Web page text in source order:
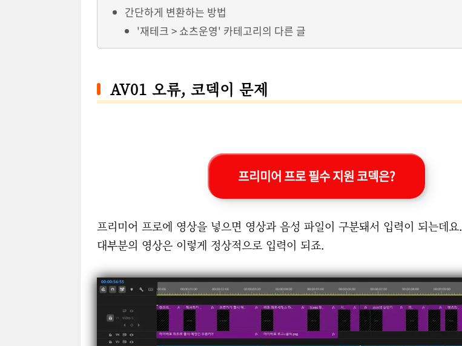
간단하게 변환하는 방법
'재테크 > 쇼츠운영' 카테고리의 다른 글
AV01 오류, 코덱이 문제
프리미어 프로 필수 지원 코덱은?
프리미어 프로에 영상을 넣으면 영상과 음성 파일이 구분돼서 입력이 되는데요.
대부분의 영상은 이렇게 정상적으로 입력이 되죠.